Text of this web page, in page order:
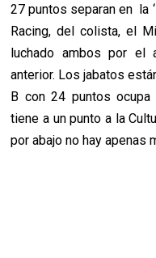
27 puntos separan en la
Racing, del colista, el
luchado ambos por
anterior. Los jabatos
B con 24 puntos
tiene a un punto a la
por abajo no hay apenas